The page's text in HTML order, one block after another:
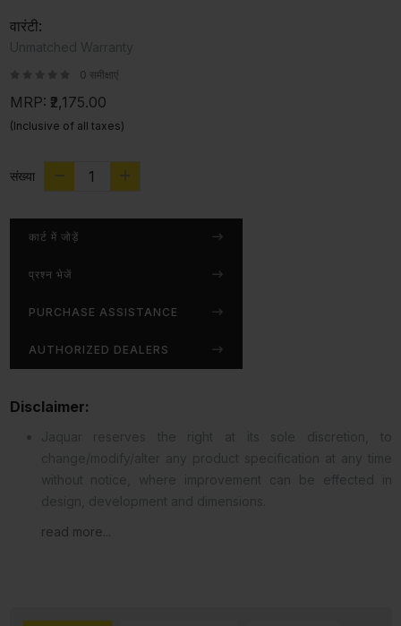
वारंटी:
0 समीक्षाएं
MRP: ₹2,175.00
(Inclusive of all taxes)
संख्या
कार्ट में जोड़ें
प्रश्न भेजें
PURCHASE ASSISTANCE
AUTHORIZED DEALERS
Disclaimer:
read more...